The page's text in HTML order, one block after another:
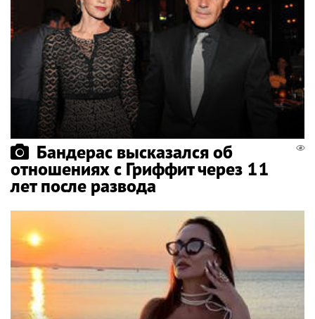
Бандерас высказался об
отношениях с Гриффит через 11
лет после развода